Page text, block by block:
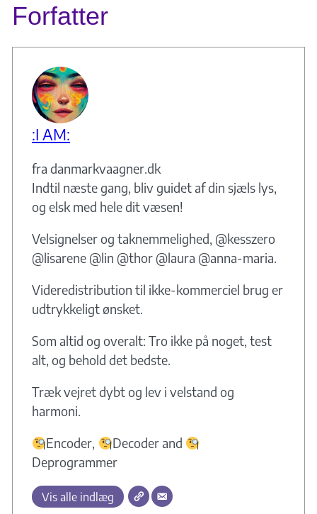
Forfatter
:I AM:
fra danmarkvaagner.dk
Indtil næste gang, bliv guidet af din sjæls lys,
og elsk med hele dit væsen!
Velsignelser og taknemmelighed, @kesszero
@lisarene @lin @thor @laura @anna-maria.
Videredistribution til ikke-kommerciel brug er
udtrykkeligt ønsket.
Som altid og overalt: Tro ikke på noget, test
alt, og behold det bedste.
Træk vejret dybt og lev i velstand og
harmoni.
Encoder,
Decoder and
Deprogrammer
Vis alle indlæg